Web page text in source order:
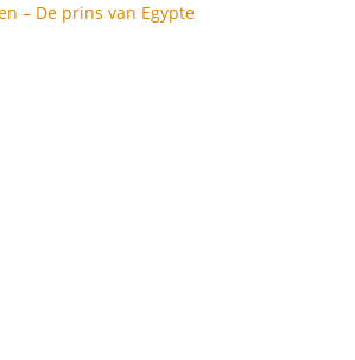
– De prins van Egypte